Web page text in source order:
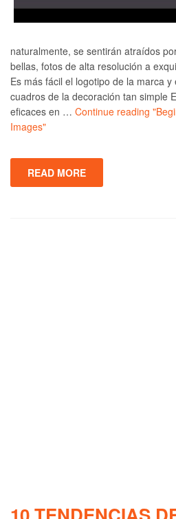
naturalmente, se sentirán atraídos
bellas, fotos de alta resolución a
Es más fácil el logotipo de la marca
cuadros de la decoración tan simple
eficaces en … Continue reading
Images"
READ MORE